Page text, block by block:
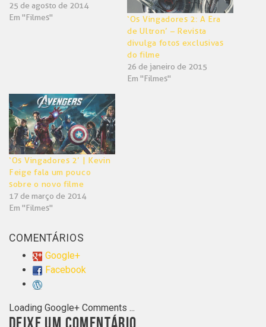
25 de agosto de 2014
Em "Filmes"
‘Os Vingadores 2: A Era
de Ultron’ – Revista
divulga fotos exclusivas
do filme
26 de janeiro de 2015
Em "Filmes"
‘Os Vingadores 2’ | Kevin
Feige fala um pouco
sobre o novo filme
17 de março de 2014
Em "Filmes"
COMENTÁRIOS
Google+
Facebook
Loading Google+ Comments ...